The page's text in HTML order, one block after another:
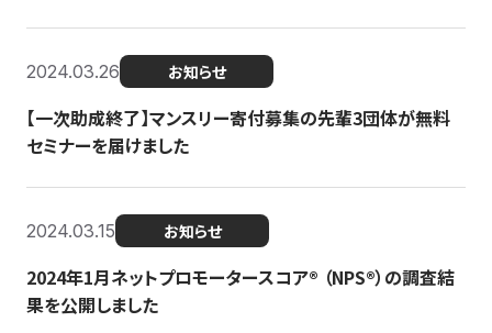
2024.03.26 お知らせ
【一次助成終了】マンスリー寄付募集の先輩3団体が無料
セミナーを届けました
2024.03.15 お知らせ
2024年1月ネットプロモータースコア®︎ （NPS®︎）の調査結
果を公開しました